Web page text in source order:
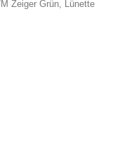
Zeiger Grün, Lünette